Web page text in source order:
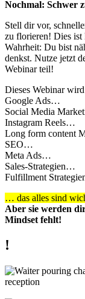
Nochmal: Schwer
Stell dir vor,
zu florieren! Dies ist
Wahrheit: Du bist
denkst. Nutze jetzt
Webinar teil!
Dieses Webinar
Google Ads…
Social Media
Instagram Reels…
Long form content
SEO…
Meta Ads…
Sales-Strategien…
Fulfillment
… das alles sind
Aber sie werden
Mindset fehlt!
!